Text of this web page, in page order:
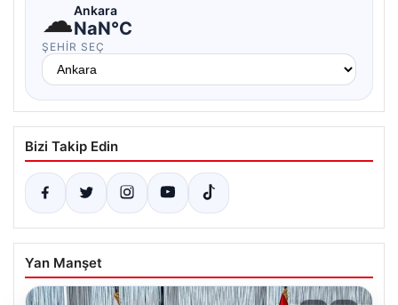
☁Ankara
NaN°C
ŞEHIR SEÇ
Bizi Takip Edin
Yan Manşet